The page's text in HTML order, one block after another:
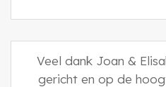
Veel dank Joan &
gericht en op de